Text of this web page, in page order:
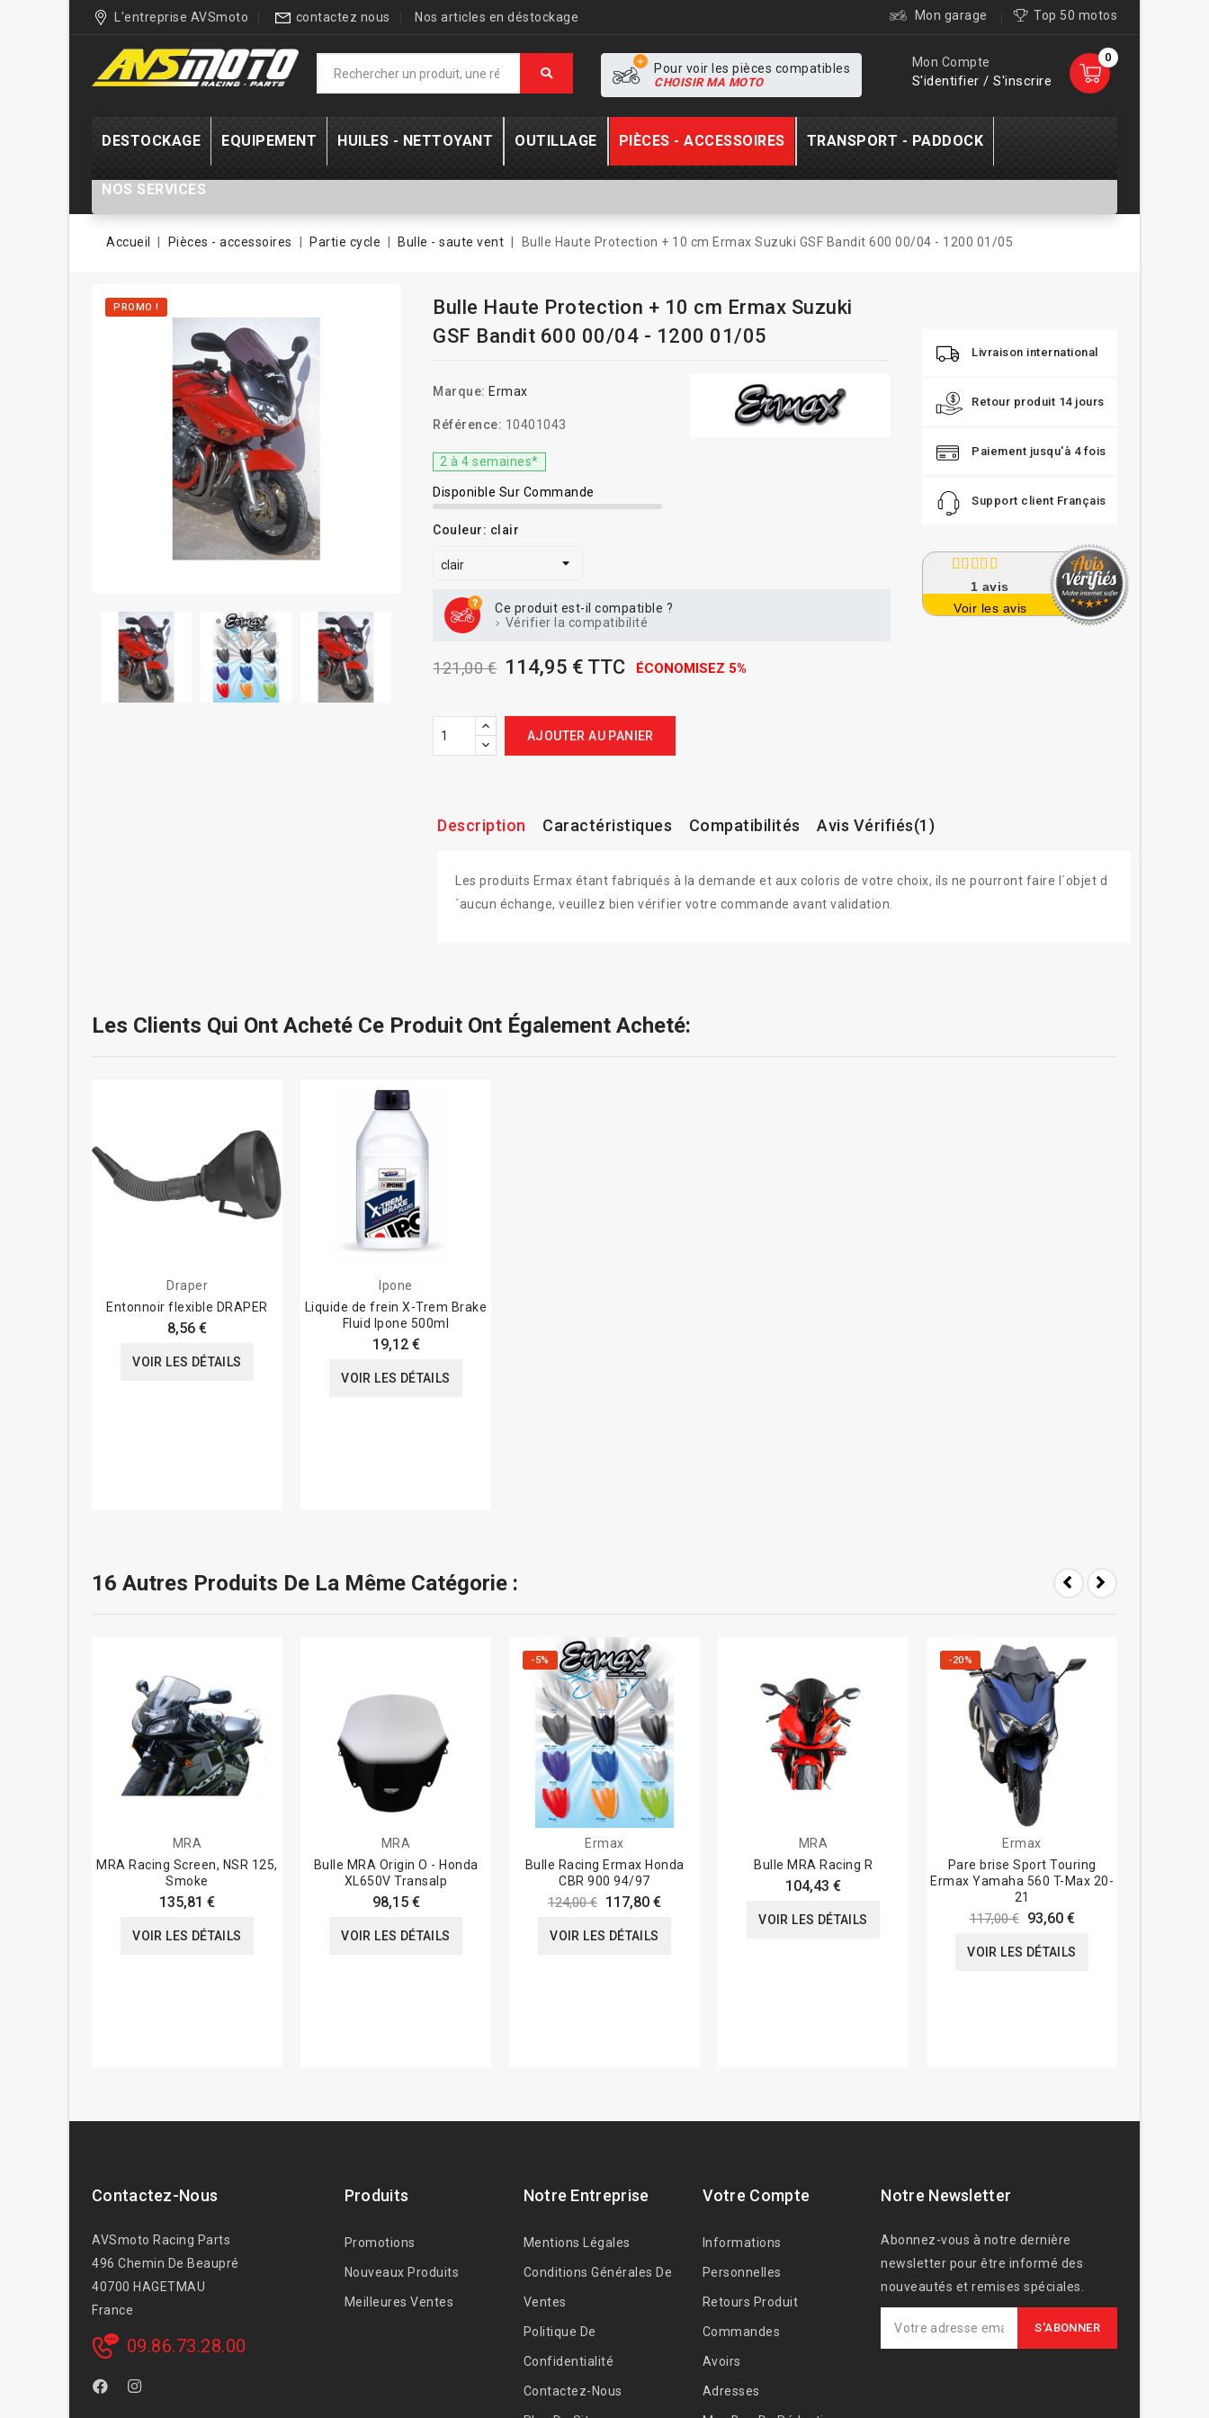
L'entreprise AVSmoto contactez nous Nos articles en déstockage Mon garage Top 50 motos
0
Mon Compte
S'identifier / S'inscrire
Pour voir les pièces compatibles
CHOISIR MA MOTO
DESTOCKAGE EQUIPEMENT HUILES - NETTOYANT OUTILLAGE PIÈCES - ACCESSOIRES TRANSPORT - PADDOCK
NOS SERVICES
Accueil Pièces - accessoires Partie cycle Bulle - saute vent Bulle Haute Protection + 10 cm Ermax Suzuki GSF Bandit 600 00/04 - 1200 01/05
PROMO !
Bulle Haute Protection + 10 cm Ermax Suzuki
GSF Bandit 600 00/04 - 1200 01/05
Marque: Ermax
Référence: 10401043
2 à 4 semaines*
Disponible Sur Commande
Couleur: clair
Ce produit est-il compatible ?
Vérifier la compatibilité
121,00 € 114,95 € TTC ÉCONOMISEZ 5%
AJOUTER AU PANIER
Livraison international
Retour produit 14 jours
Paiement jusqu'à 4 fois
Support client Français
1 avis
Voir les avis
Description Caractéristiques Compatibilités Avis Vérifiés(1)
Les produits Ermax étant fabriqués à la demande et aux coloris de votre choix, ils ne pourront faire l´objet d
´aucun échange, veuillez bien vérifier votre commande avant validation.
Les Clients Qui Ont Acheté Ce Produit Ont Également Acheté:
Draper
Entonnoir flexible DRAPER
8,56 €
VOIR LES DÉTAILS
Ipone
Liquide de frein X-Trem Brake
Fluid Ipone 500ml
19,12 €
VOIR LES DÉTAILS
16 Autres Produits De La Même Catégorie :
MRA
MRA Racing Screen, NSR 125,
Smoke
135,81 €
VOIR LES DÉTAILS
MRA
Bulle MRA Origin O - Honda
XL650V Transalp
98,15 €
VOIR LES DÉTAILS
-5%
Ermax
Bulle Racing Ermax Honda
CBR 900 94/97
124,00 € 117,80 €
VOIR LES DÉTAILS
MRA
Bulle MRA Racing R
104,43 €
VOIR LES DÉTAILS
-20%
Ermax
Pare brise Sport Touring
Ermax Yamaha 560 T-Max 20-
21
117,00 € 93,60 €
VOIR LES DÉTAILS
Contactez-Nous
AVSmoto Racing Parts
496 Chemin De Beaupré
40700 HAGETMAU
France
09.86.73.28.00
Produits
Promotions
Nouveaux Produits
Meilleures Ventes
Notre Entreprise
Mentions Légales
Conditions Générales De
Ventes
Politique De
Confidentialité
Contactez-Nous
Votre Compte
Informations
Personnelles
Retours Produit
Commandes
Avoirs
Adresses
Notre Newsletter
Abonnez-vous à notre dernière
newsletter pour être informé des
nouveautés et remises spéciales.